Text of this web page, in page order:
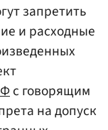
запретить
и расходные
с говорящим
на допуск